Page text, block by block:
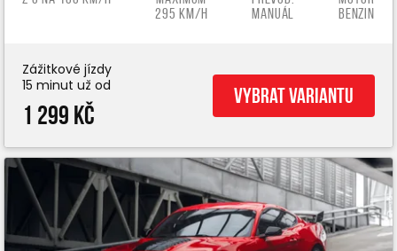
295 km/h
manuál
benzin
Zážitkové jízdy
15 minut už od
1 299 Kč
Vybrat variantu